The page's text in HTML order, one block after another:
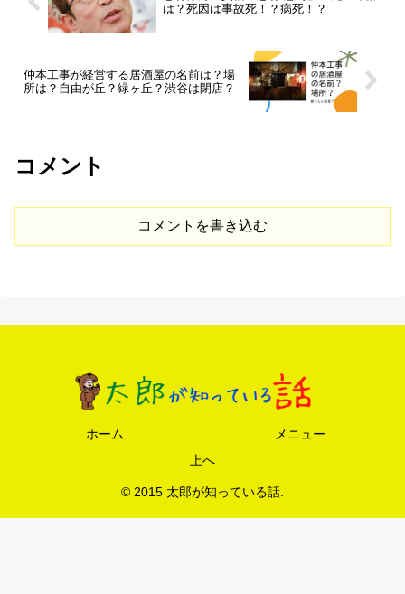
は？死因は事故死！？病死！？
仲本工事が経営する居酒屋の名前は？場
所は？自由が丘？緑ヶ丘？渋谷は閉店？
コメント
コメントを書き込む
ホーム
メニュー
上へ
© 2015 太郎が知っている話.